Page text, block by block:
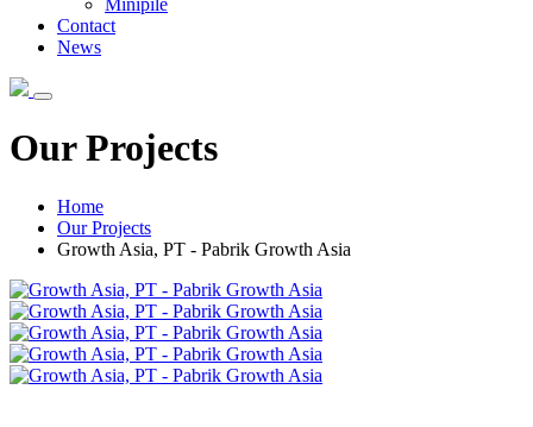
Minipile
Contact
News
Our Projects
Home
Our Projects
Growth Asia, PT - Pabrik Growth Asia